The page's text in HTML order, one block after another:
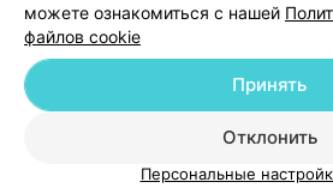
© 2026 ООО «Артокс Лаб», УНП 191700409
|
Служба поддержки +375
можете ознакомиться с нашей
файлов cookie
Отклонить
Принять
Персональные